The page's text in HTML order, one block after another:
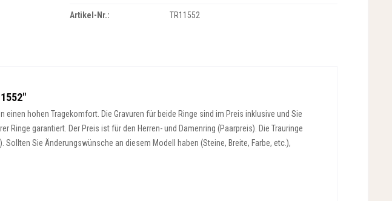
Artikel-Nr.: TR11552
hohen Tragekomfort. Die Gravuren für beide Ringe sind im Preis inklusive und Sie
garantiert. Der Preis ist für den Herren- und Damenring (Paarpreis). Die Trauringe
Sie Änderungswünsche an diesem Modell haben (Steine, Breite, Farbe, etc.),